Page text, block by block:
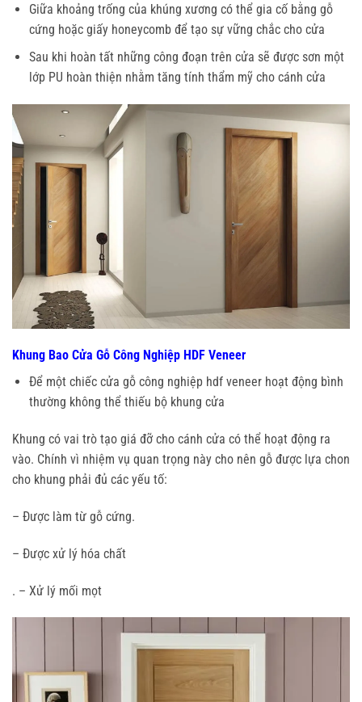
Giữa khoảng trống của khúng xương có thể gia cố bằng gỗ
cứng hoặc giấy honeycomb để tạo sự vững chắc cho cửa
Sau khi hoàn tất những công đoạn trên cửa sẽ được sơn một
lớp PU hoàn thiện nhằm tăng tính thẩm mỹ cho cánh cửa
Khung Bao Cửa Gỗ Công Nghiệp HDF Veneer
Để một chiếc cửa gỗ công nghiệp hdf veneer hoạt động bình
thường không thể thiếu bộ khung cửa
Khung có vai trò tạo giá đỡ cho cánh cửa có thể hoạt động ra
vào. Chính vì nhiệm vụ quan trọng này cho nên gỗ được lựa chon
cho khung phải đủ các yếu tố:
– Được làm từ gỗ cứng.
– Được xử lý hóa chất
. – Xử lý mối mọt